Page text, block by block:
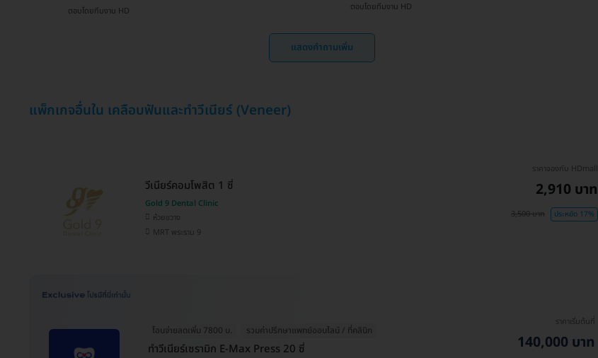
ตอบโดยทีมงาน HD ตอบโดยทีมงาน HD
แสดงคำถามเพิ่ม
แพ็กเกจอื่นใน เคลือบฟันและทำวีเนียร์ (Veneer)
วีเนียร์คอมโพสิต 1 ซี่
Gold 9 Dental Clinic
ห้วยขวาง
MRT พระราม 9
ราคาจองกับ HDmall
2,910 บาท
3,500 บาท ประหยัด 17%
โอนจ่ายลดเพิ่ม 7800 บ. รวมค่าปรึกษาแพทย์ออนไลน์ / ที่คลินิก
ทำวีเนียร์เซรามิก E-Max Press 20 ซี่
ราคาเริ่มต้นที่
140,000 บาท